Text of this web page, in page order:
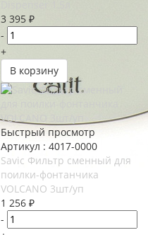
3 395 ₽
-
+
В корзину
Быстрый просмотр
Артикул : 4017-0000
Savic Фильтр сменный для
поилки-фонтанчика
VOLCANO 3шт/уп
1 256 ₽
-